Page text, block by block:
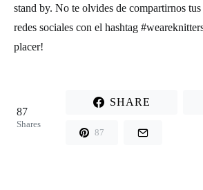
stand by. No te olvides de compartirnos
redes sociales con el hashtag
placer!
87
Shares
SHARE
87